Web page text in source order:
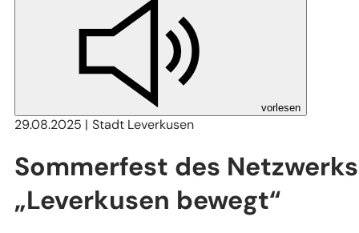
vorlesen
29.08.2025 Stadt Leverkusen
Sommerfest des Netzwerks
„Leverkusen bewegt“